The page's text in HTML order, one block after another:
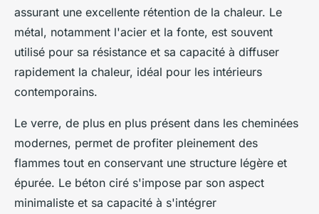
assurant une excellente rétention de la chaleur. Le
métal, notamment l'acier et la fonte, est souvent
utilisé pour sa résistance et sa capacité à diffuser
rapidement la chaleur, idéal pour les intérieurs
contemporains.
Le verre, de plus en plus présent dans les cheminées
modernes, permet de profiter pleinement des
flammes tout en conservant une structure légère et
épurée. Le béton ciré s'impose par son aspect
minimaliste et sa capacité à s'intégrer